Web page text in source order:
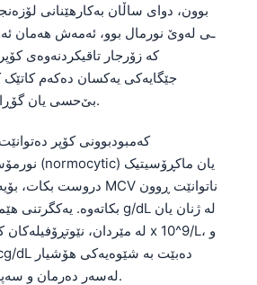
کە زۆرجار تاقیکردنەوەی
بێ‌حسی یان گۆڕانی توازن ڕوو دەدات.
کەمبودبوونی کۆپر
لەسەر دەرمان و سەپلەکان سەیری بکرێت.